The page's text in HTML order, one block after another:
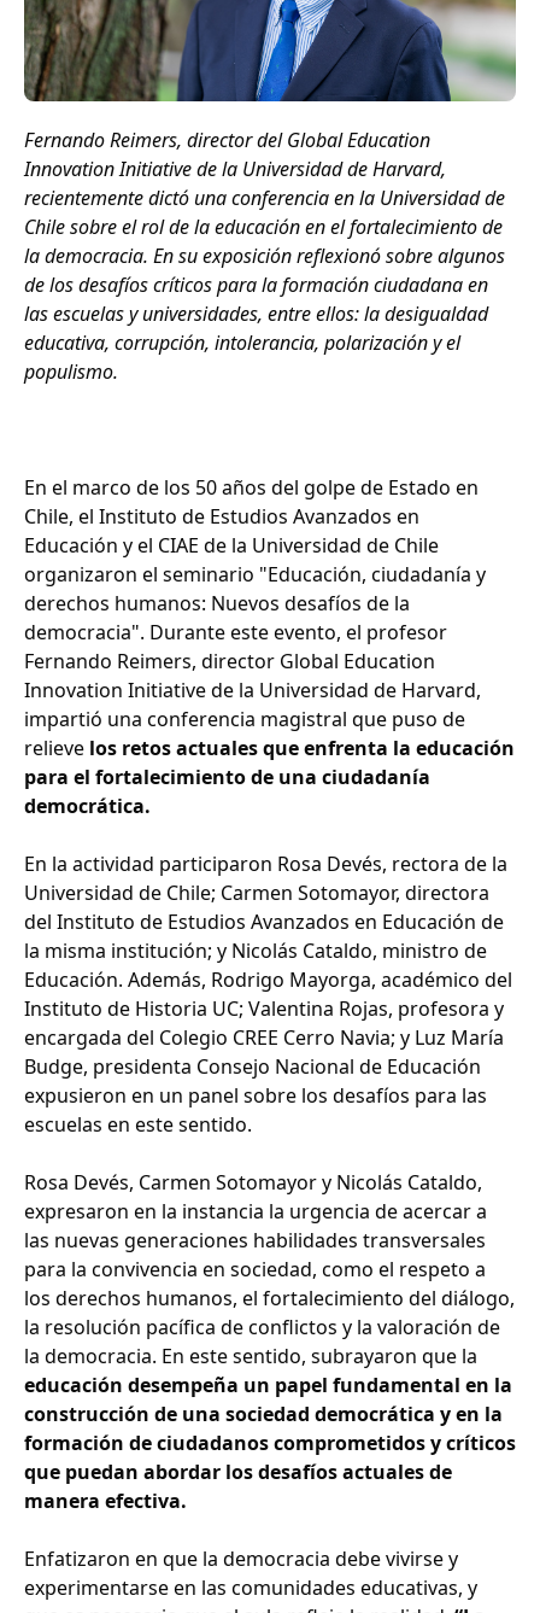
Fernando Reimers, director del Global Education
Innovation Initiative de la Universidad de Harvard,
recientemente dictó una conferencia en la Universidad de
Chile sobre el rol de la educación en el fortalecimiento de
la democracia. En su exposición reflexionó sobre algunos
de los desafíos críticos para la formación ciudadana en
las escuelas y universidades, entre ellos: la desigualdad
educativa, corrupción, intolerancia, polarización y el
populismo.
En el marco de los 50 años del golpe de Estado en
Chile, el Instituto de Estudios Avanzados en
Educación y el CIAE de la Universidad de Chile
organizaron el seminario "Educación, ciudadanía y
derechos humanos: Nuevos desafíos de la
democracia". Durante este evento, el profesor
Fernando Reimers, director Global Education
Innovation Initiative de la Universidad de Harvard,
impartió una conferencia magistral que puso de
relieve los retos actuales que enfrenta la educación
para el fortalecimiento de una ciudadanía
democrática.
En la actividad participaron Rosa Devés, rectora de la
Universidad de Chile; Carmen Sotomayor, directora
del Instituto de Estudios Avanzados en Educación de
la misma institución; y Nicolás Cataldo, ministro de
Educación. Además, Rodrigo Mayorga, académico del
Instituto de Historia UC; Valentina Rojas, profesora y
encargada del Colegio CREE Cerro Navia; y Luz María
Budge, presidenta Consejo Nacional de Educación
expusieron en un panel sobre los desafíos para las
escuelas en este sentido.
Rosa Devés, Carmen Sotomayor y Nicolás Cataldo,
expresaron en la instancia la urgencia de acercar a
las nuevas generaciones habilidades transversales
para la convivencia en sociedad, como el respeto a
los derechos humanos, el fortalecimiento del diálogo,
la resolución pacífica de conflictos y la valoración de
la democracia. En este sentido, subrayaron que la
educación desempeña un papel fundamental en la
construcción de una sociedad democrática y en la
formación de ciudadanos comprometidos y críticos
que puedan abordar los desafíos actuales de
manera efectiva.
Enfatizaron en que la democracia debe vivirse y
experimentarse en las comunidades educativas, y